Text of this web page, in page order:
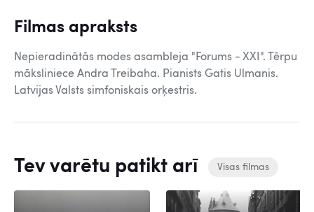
Filmas apraksts
Nepieradinātās modes asambleja "Forums - XXI". Tērpu
māksliniece Andra Treibaha. Pianists Gatis Ulmanis.
Latvijas Valsts simfoniskais orķestris.
Tev varētu patikt arī Visas filmas